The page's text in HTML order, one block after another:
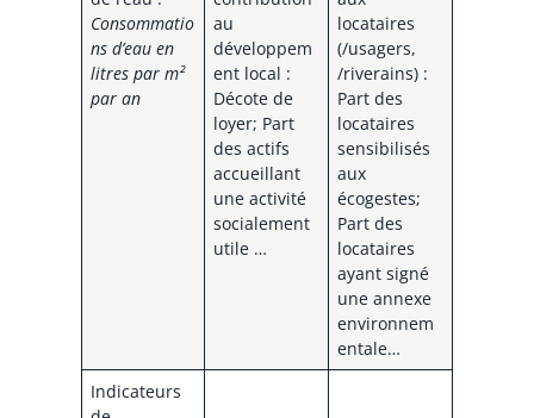
Consommatio
ns d’eau en
litres par m²
par an
au
développem
ent local :
Décote de
loyer; Part
des actifs
accueillant
une activité
socialement
utile …
locataires
(/usagers,
/riverains) :
Part des
locataires
sensibilisés
aux
écogestes;
Part des
locataires
ayant signé
une annexe
environnem
entale…
Indicateurs